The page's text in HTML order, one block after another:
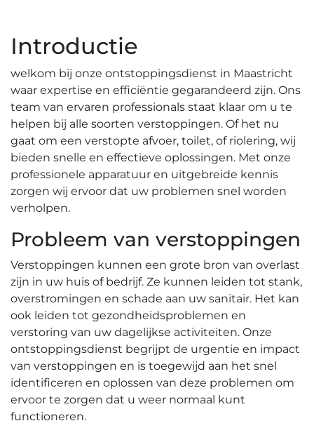
Introductie
welkom bij onze ontstoppingsdienst in Maastricht
waar expertise en efficiëntie gegarandeerd zijn.​ Ons
team van ervaren professionals staat klaar om u te
helpen bij alle soorten verstoppingen.​ Of het nu
gaat om een verstopte afvoer, toilet, of riolering, wij
bieden snelle en effectieve oplossingen.​ Met onze
professionele apparatuur en uitgebreide kennis
zorgen wij ervoor dat uw problemen snel worden
verholpen.​
Probleem van verstoppingen
Verstoppingen kunnen een grote bron van overlast
zijn in uw huis of bedrijf.​ Ze kunnen leiden tot stank,
overstromingen en schade aan uw sanitair.​ Het kan
ook leiden tot gezondheidsproblemen en
verstoring van uw dagelijkse activiteiten. Onze
ontstoppingsdienst begrijpt de urgentie en impact
van verstoppingen en is toegewijd aan het snel
identificeren en oplossen van deze problemen om
ervoor te zorgen dat u weer normaal kunt
functioneren.​